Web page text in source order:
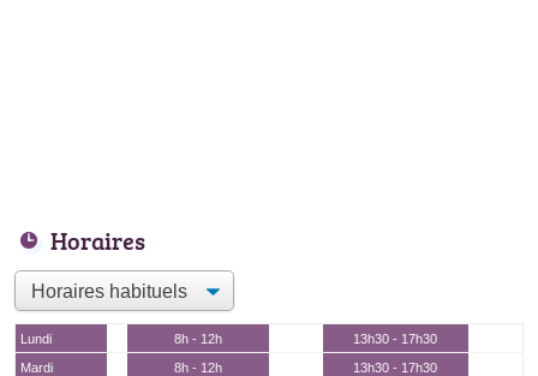
Horaires
Lundi 8h - 12h
13h30 - 17h30
Mardi
8h - 12h
13h30 - 17h30